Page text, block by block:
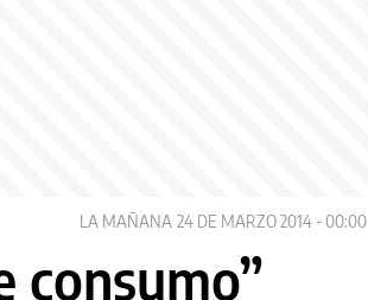
LA MAÑANA 24 DE MARZO 2014 - 00:00
consumo”